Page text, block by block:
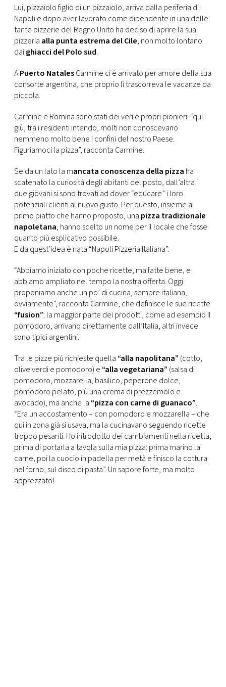
CONSIGLIA
Lui, pizzaiolo figlio di un pizzaiolo, arriva dalla periferia di
Napoli e dopo aver lavorato come dipendente in una delle
tante pizzerie del Regno Unito ha deciso di aprire la sua
pizzeria alla punta estrema del Cile, non molto lontano
daighiacci del Polo sud.
APuerto NatalesCarmine ci è arrivato per amore della sua
consorte argentina, che proprio lì trascorreva le vacanze da
piccola.
Carmine e Romina sono stati dei veri e propri pionieri: “qui
giù, tra i residenti intendo, molti non conoscevano
nemmeno molto bene i confini del nostro Paese.
Figuriamoci la pizza”, racconta Carmine.
Se da un lato la mancata conoscenza della pizza ha
scatenato la curiosità degli abitanti del posto, dall’altra i
due giovani si sono trovati ad dover “educare” i loro
potenziali clienti al nuovo gusto. Per questo, insieme al
primo piatto che hanno proposto, una pizza tradizionale
napoletana, hanno scelto un nome per il locale che fosse
quanto più esplicativo possibile.
E da quest’idea è nata “Napoli Pizzeria Italiana”.
“Abbiamo iniziato con poche ricette, ma fatte bene, e
abbiamo ampliato nel tempo la nostra offerta. Oggi
proponiamo anche un po’ di cucina, sempre italiana,
ovviamente”, racconta Carmine, che definisce le sue ricette
“fusion”: la maggior parte dei prodotti, come ad esempio il
pomodoro, arrivano direttamente dall’Italia, altri invece
sono tipici argentini.
Tra le pizze più richieste quella “alla napolitana” (cotto,
olive verdi e pomodoro) e “alla vegetariana” (salsa di
pomodoro, mozzarella, basilico, peperone dolce,
pomodoro pelato, più una crema di prezzemolo e
avocado), ma anche la “pizza con carne di guanaco”.
“Era un accostamento – con pomodoro e mozzarella – che
qui in zona già si usava, ma la cucinavano seguendo ricette
troppo pesanti. Ho introdotto dei cambiamenti nella ricetta,
prima di portarla a tavola sulla mia pizza: prima marino la
carne, poi la cuocio in padella per metà e finisco la cottura
nel forno, sul disco di pasta”. Un sapore forte, ma molto
apprezzato!